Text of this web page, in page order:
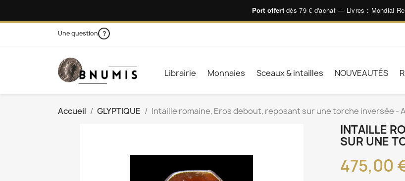
Port offertdès 79 € d'achat — Livres : Mondial
Une question ?
Librairie Monnaies Sceaux & intailles NOUVEAUTÉS
Accueil GLYPTIQUE Intaille romaine, Eros debout, reposant sur une torche inversée -
INTAILLE
SUR UNE
475,00